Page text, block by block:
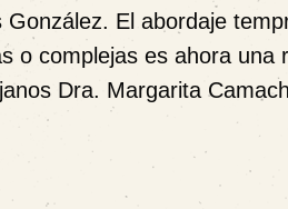
El abordaje
o complejas es ahora una
Dra. Margarita